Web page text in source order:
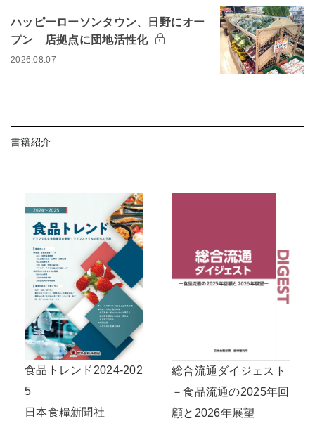
ハッピーローソンタウン、日野にオー
プン 店拠点に団地活性化
2026.08.07
書籍紹介
食品トレンド2024-202
5
日本食糧新聞社
総合流通ダイジェスト
－食品流通の2025年回
顧と2026年展望